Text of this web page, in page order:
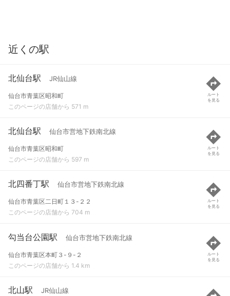
近くの駅
北仙台駅 JR仙山線
仙台市青葉区昭和町
このページの店舗から 571 m
ルート
を見る
北仙台駅 仙台市営地下鉄南北線
仙台市青葉区昭和町
このページの店舗から 597 m
ルート
を見る
北四番丁駅 仙台市営地下鉄南北線
仙台市青葉区二日町１３-２２
このページの店舗から 704 m
ルート
を見る
勾当台公園駅 仙台市営地下鉄南北線
仙台市青葉区本町３-９-２
このページの店舗から 1.4 km
ルート
を見る
北山駅 JR仙山線